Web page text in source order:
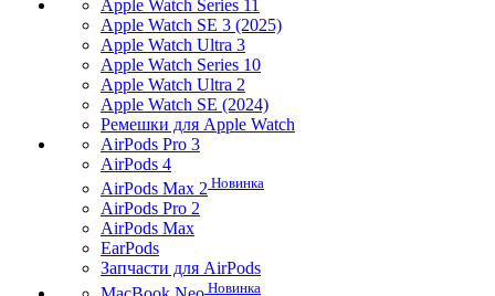
Apple Watch Series 11
Apple Watch SE 3 (2025)
Apple Watch Ultra 3
Apple Watch Series 10
Apple Watch Ultra 2
Apple Watch SE (2024)
Ремешки для Apple Watch
AirPods Pro 3
AirPods 4
AirPods Max 2 Новинка
AirPods Pro 2
AirPods Max
EarPods
Запчасти для AirPods
Новинка